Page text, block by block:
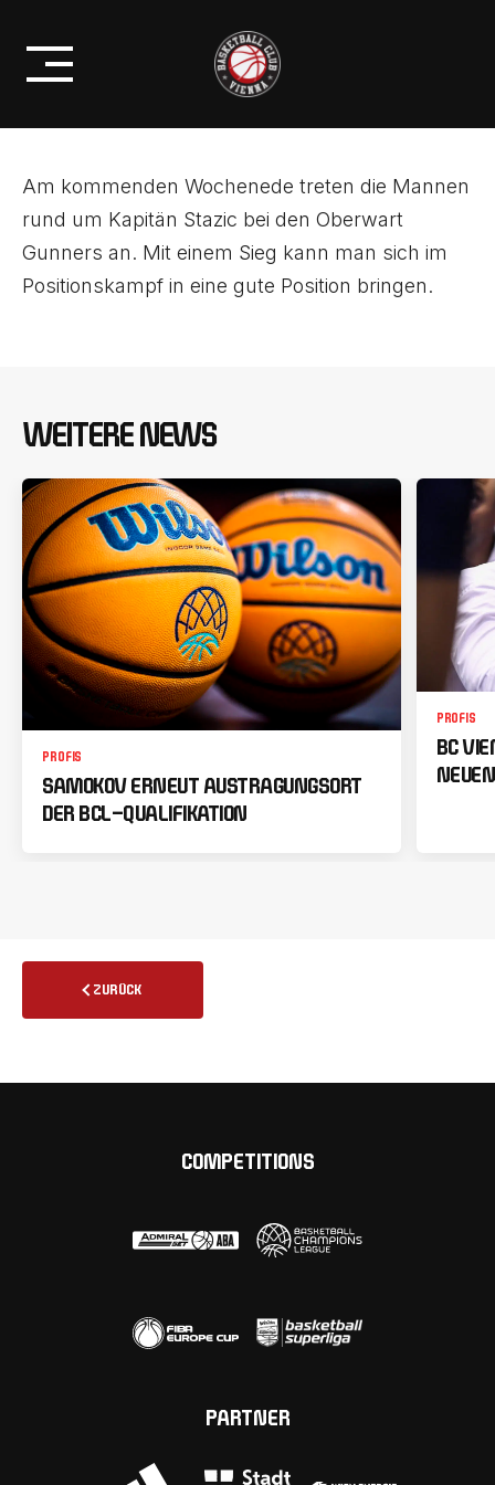
content
POSITIONSKAMPF UM DIE
PLAYOFFS!
Am kommenden Wochenede treten die Mannen
rund um Kapitän Stazic bei den Oberwart
Gunners an. Mit einem Sieg kann man sich im
Positionskampf in eine gute Position bringen.
WEITERE NEWS
PROFIS
SAMOKOV ERNEUT AUSTRAGUNGSORT
DER BCL-QUALIFIKATION
PROFIS
BC
ZURÜCK
COMPETITIONS
PARTNER